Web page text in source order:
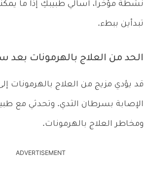
نشطة مؤخراً، اسألي طبيبكِ إذا ما
تبدأين ببطء.
الحد من العلاج بالهرمونات بعد
قد يؤدي مزيج من العلاج بالهرمونات
الإصابة بسرطان الثدي. وتحدثي مع
ومخاطر العلاج بالهرمونات.
ADVERTISEMENT